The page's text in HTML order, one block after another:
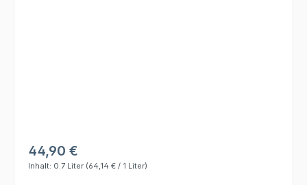
44,90 €
Inhalt: 0.7 Liter (64,14 € / 1 Liter)